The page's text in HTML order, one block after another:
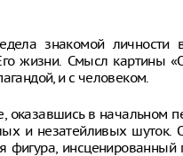
знакомой личности
жизни. Смысл картины
и с человеком.
в начальном
и незатейливых шуток.
инсценированный